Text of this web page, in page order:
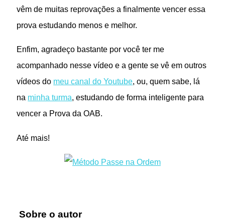
vêm de muitas reprovações a finalmente vencer essa
prova estudando menos e melhor.
Enfim, agradeço bastante por você ter me
acompanhado nesse vídeo e a gente se vê em outros
vídeos do meu canal do Youtube, ou, quem sabe, lá
na minha turma, estudando de forma inteligente para
vencer a Prova da OAB.
Até mais!
Sobre o autor